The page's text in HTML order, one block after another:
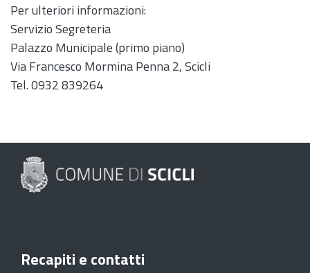
Per ulteriori informazioni:
Servizio Segreteria
Palazzo Municipale (primo piano)
Via Francesco Mormina Penna 2, Scicli
Tel. 0932 839264
Recapiti e contatti